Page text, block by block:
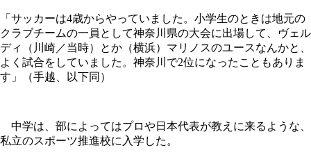
「サッカーは4歳からやっていました。小学生のときは地元の
クラブチームの一員として神奈川県の大会に出場して、ヴェル
ディ（川崎／当時）とか（横浜）マリノスのユースなんかと、
よく試合をしていました。神奈川で2位になったこともありま
す」（手越、以下同）
中学は、部によってはプロや日本代表が教えに来るような、
私立のスポーツ推進校に入学した。